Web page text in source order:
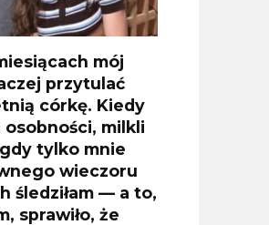
mój
przytulać
córkę. Kiedy
osobności, milkli
tylko mnie
wieczoru
śledziłam — a to,
sprawiło, że